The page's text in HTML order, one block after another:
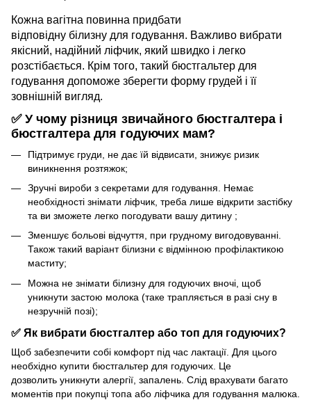
Кожна вагітна повинна придбати
відповідну білизну для годування. Важливо вибрати
якісний, надійний ліфчик, який швидко і легко
розстібається. Крім того, такий бюстгальтер для
годування допоможе зберегти форму грудей і її
зовнішній вигляд.
✅ У чому різниця звичайного бюстгалтера і
бюстгалтера для годуючих мам?
Підтримує груди, не дає їй відвисати, знижує ризик
виникнення розтяжок;
Зручні вироби з секретами для годування. Немає
необхідності знімати ліфчик, треба лише відкрити застібку
та ви зможете легко погодувати вашу дитину ;
Зменшує больові відчуття, при грудному вигодовуванні.
Також такий варіант білизни є відмінною профілактикою
маститу;
Можна не знімати білизну для годуючих вночі, щоб
уникнути застою молока (таке трапляється в разі сну в
незручній позі);
✅ Як вибрати бюстгалтер або топ для годуючих?
Щоб забезпечити собі комфорт під час лактації. Для цього
необхідно купити бюстгальтер для годуючих. Це
дозволить уникнути алергії, запалень. Слід врахувати багато
моментів при покупці топа або ліфчика для годування малюка.